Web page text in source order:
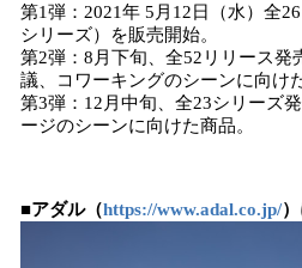
第1弾：2021年 5月12日（水）全
シリーズ）を販売開始。
第2弾：8月下旬、全52リリース発
議、コワーキングのシーンに向け
第3弾：12月中旬、全23シリーズ
ージのシーンに向けた商品。
■アダル（https://www.adal.co.jp/